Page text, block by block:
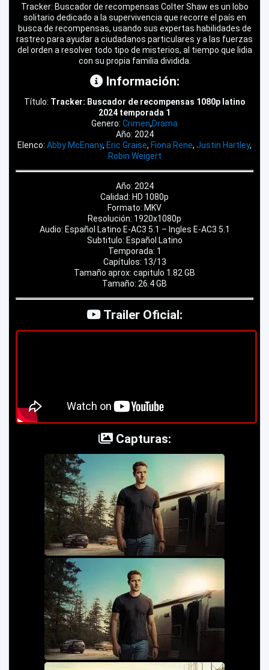
Tracker: Buscador de recompensas Colter Shaw es un lobo
solitario dedicado a la supervivencia que recorre el país en
busca de recompensas, usando sus expertas habilidades de
rastreo para ayudar a ciudadanos particulares y a las fuerzas
del orden a resolver todo tipo de misterios, al tiempo que lidia
con su propia familia dividida.
Información:
Título: Tracker: Buscador de recompensas 1080p latino
2024 temporada 1
Genero: Crimen,Drama
Año: 2024
Elenco: Abby McEnany, Eric Graise, Fiona Rene, Justin Hartley,
Robin Weigert
Año: 2024
Calidad: HD 1080p
Formato: MKV
Resolución: 1920x1080p
Audio: Español Latino E-AC3 5.1 – Ingles E-AC3 5.1
Subtitulo: Español Latino
Temporada: 1
Capítulos: 13/13
Tamaño aprox: capitulo 1.82 GB
Tamaño: 26.4 GB
Trailer Oficial:
Capturas: